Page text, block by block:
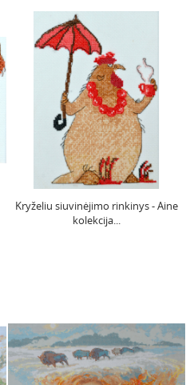
Kryželiu siuvinėjimo rinkinys - Aine
kolekcija...